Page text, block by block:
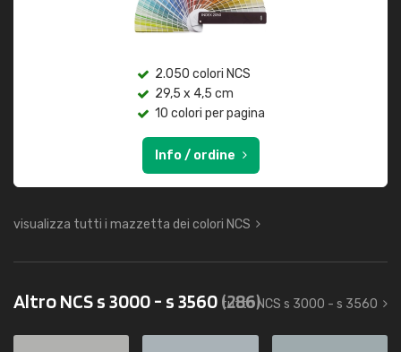
2.050 colori NCS
29,5 x 4,5 cm
10 colori per pagina
Info / ordine
visualizza tutti i mazzetta dei colori NCS
Altro NCS s 3000 - s 3560(286)
tutto NCS s 3000 - s 3560